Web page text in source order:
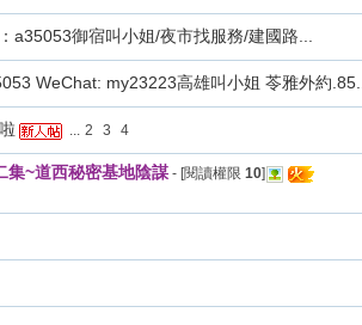
a35053御宿叫小姐/夜市找服務/建國路...
WeChat: my23223高雄叫小姐 苓雅外約.85...
... 2 3 4
集~道西秘密基地陰謀 - [閱讀權限 10]